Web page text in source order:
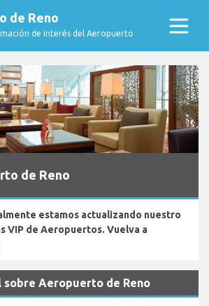
de Reno
de interés del Aeropuerto
de Reno
estamos actualizando nuestro
VIP de Aeropuertos. Vuelva a
sobre Aeropuerto de Reno